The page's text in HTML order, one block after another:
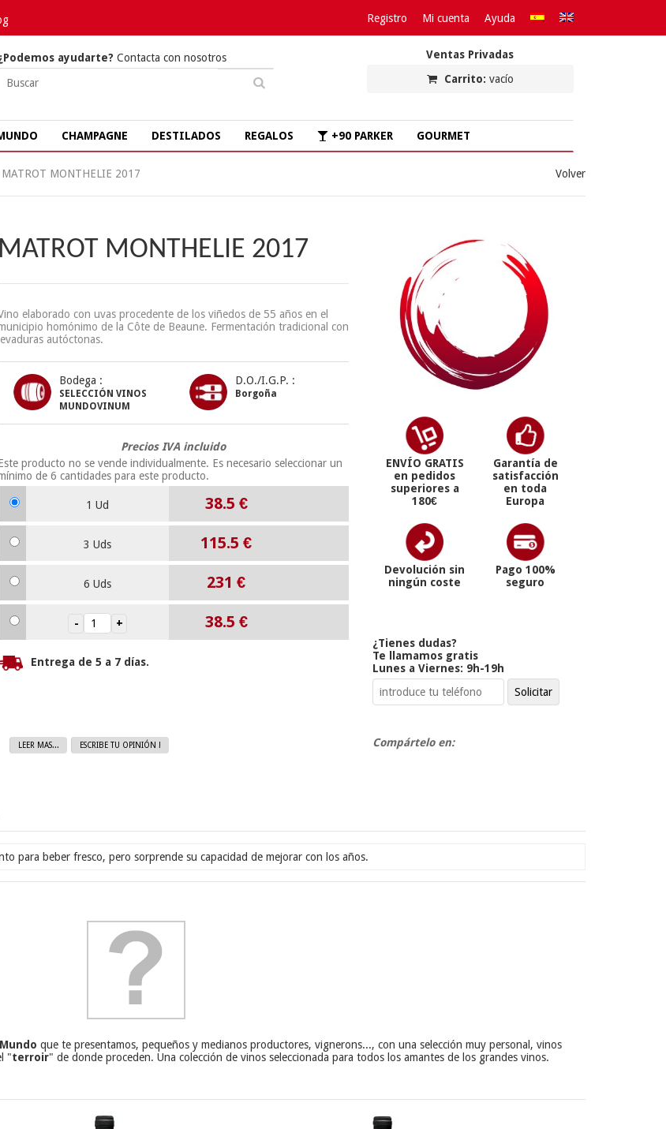
Registro Mi cuenta Ayuda
Ventas Privadas
Carrito: vacío
ayudarte? Contacta con nosotros
CHAMPAGNE DESTILADOS REGALOS +90 PARKER GOURMET
MATROT MONTHELIE 2017 Volver
MATROT MONTHELIE 2017
elaborado con uvas procedente de los viñedos de 55 años en el
homónimo de la Côte de Beaune. Fermentación tradicional con
levaduras autóctonas.
Bodega :
SELECCIÓN VINOS
MUNDOVINUM
D.O./I.G.P. :
Borgoña
Precios IVA incluido
producto no se vende individualmente. Es necesario seleccionar un
de 6 cantidades para este producto.
1 Ud 38.5 €
3 Uds 115.5€
6 Uds 231€
38.5 €
Entrega de 5 a 7 días.
LEER MAS... ESCRIBE TU OPINIÓN !
ENVÍO GRATIS
en pedidos
superiores a
180€
Garantía de
satisfacción
en toda
Europa
Devolución sin
ningún coste
Pago 100%
seguro
¿Tienes dudas?
Te llamamos gratis
Lunes a Viernes: 9h-19h
Compártelo en:
para beber fresco, pero sorprende su capacidad de mejorar con los años.
que te presentamos, pequeños y medianos productores, vignerons..., con una selección muy personal, vinos
"terroir" de donde proceden. Una colección de vinos seleccionada para todos los amantes de los grandes vinos.